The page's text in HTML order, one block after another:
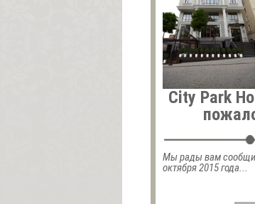
City Park
Мы рады вам
октября 2015 года...